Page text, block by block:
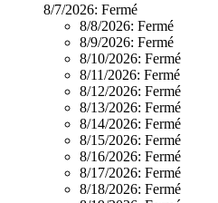
8/7/2026: Fermé
8/8/2026: Fermé
8/9/2026: Fermé
8/10/2026: Fermé
8/11/2026: Fermé
8/12/2026: Fermé
8/13/2026: Fermé
8/14/2026: Fermé
8/15/2026: Fermé
8/16/2026: Fermé
8/17/2026: Fermé
8/18/2026: Fermé